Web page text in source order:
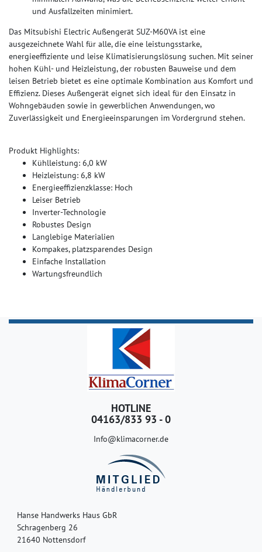
und Ausfallzeiten minimiert.
Das Mitsubishi Electric Außengerät SUZ-M60VA ist eine
ausgezeichnete Wahl für alle, die eine leistungsstarke,
energieeffiziente und leise Klimatisierungslösung suchen. Mit seiner
hohen Kühl- und Heizleistung, der robusten Bauweise und dem
leisen Betrieb bietet es eine optimale Kombination aus Komfort und
Effizienz. Dieses Außengerät eignet sich ideal für den Einsatz in
Wohngebäuden sowie in gewerblichen Anwendungen, wo
Zuverlässigkeit und Energieeinsparungen im Vordergrund stehen.
Produkt Highlights:
Kühlleistung: 6,0 kW
Heizleistung: 6,8 kW
Energieeffizienzklasse: Hoch
Leiser Betrieb
Inverter-Technologie
Robustes Design
Langlebige Materialien
Kompakes, platzsparendes Design
Einfache Installation
Wartungsfreundlich
HOTLINE
04163/833 93 - 0
Info@klimacorner.de
Hanse Handwerks Haus GbR
Schragenberg 26
21640 Nottensdorf